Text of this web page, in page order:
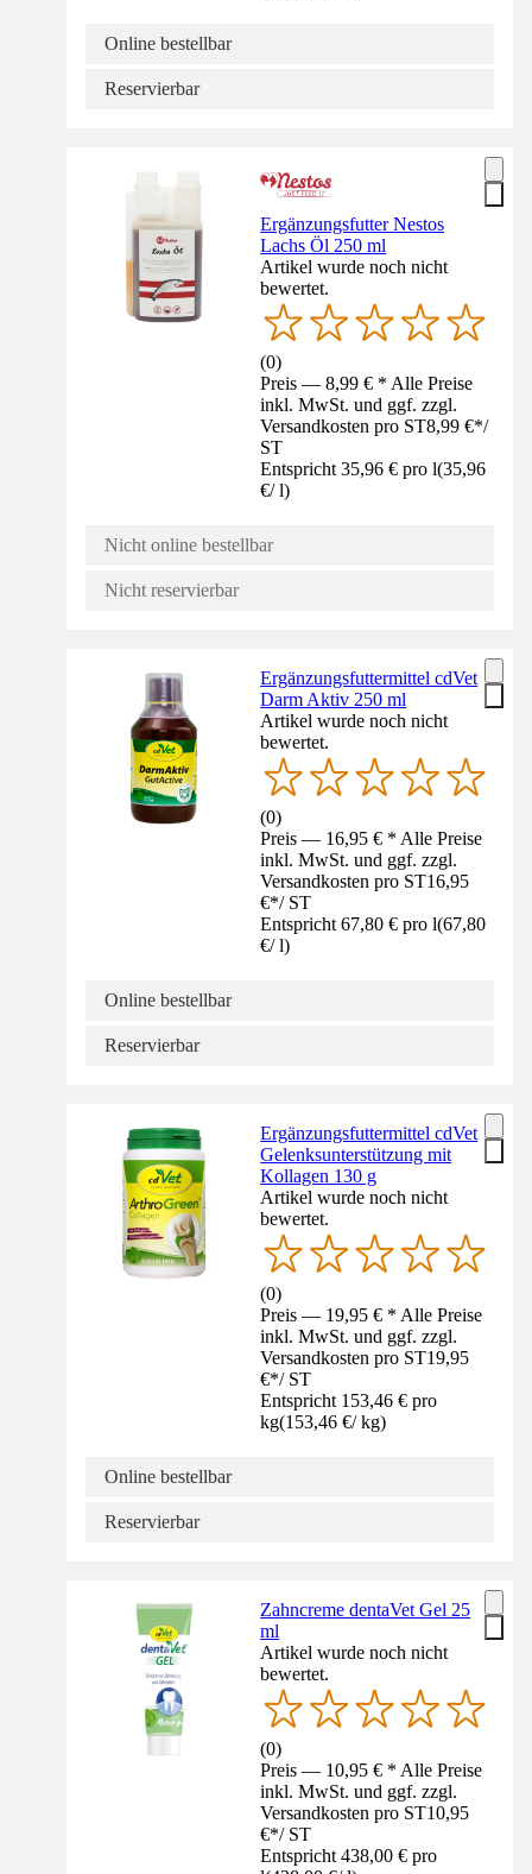
Online bestellbar
Reservierbar
Ergänzungsfutter Nestos
Lachs Öl 250 ml
Artikel wurde noch nicht
bewertet.
(0)
Preis — 8,99 € * Alle Preise
inkl. MwSt. und ggf. zzgl.
Versandkosten pro ST8,99 €*/
ST
Entspricht 35,96 € pro l(35,96
€/ l)
Nicht online bestellbar
Nicht reservierbar
Ergänzungsfuttermittel cdVet
Darm Aktiv 250 ml
Artikel wurde noch nicht
bewertet.
(0)
Preis — 16,95 € * Alle Preise
inkl. MwSt. und ggf. zzgl.
Versandkosten pro ST16,95
€*/ ST
Entspricht 67,80 € pro l(67,80
€/ l)
Online bestellbar
Reservierbar
Ergänzungsfuttermittel cdVet
Gelenksunterstützung mit
Kollagen 130 g
Artikel wurde noch nicht
bewertet.
(0)
Preis — 19,95 € * Alle Preise
inkl. MwSt. und ggf. zzgl.
Versandkosten pro ST19,95
€*/ ST
Entspricht 153,46 € pro
kg(153,46 €/ kg)
Online bestellbar
Reservierbar
Zahncreme dentaVet Gel 25
ml
Artikel wurde noch nicht
bewertet.
(0)
Preis — 10,95 € * Alle Preise
inkl. MwSt. und ggf. zzgl.
Versandkosten pro ST10,95
€*/ ST
Entspricht 438,00 € pro